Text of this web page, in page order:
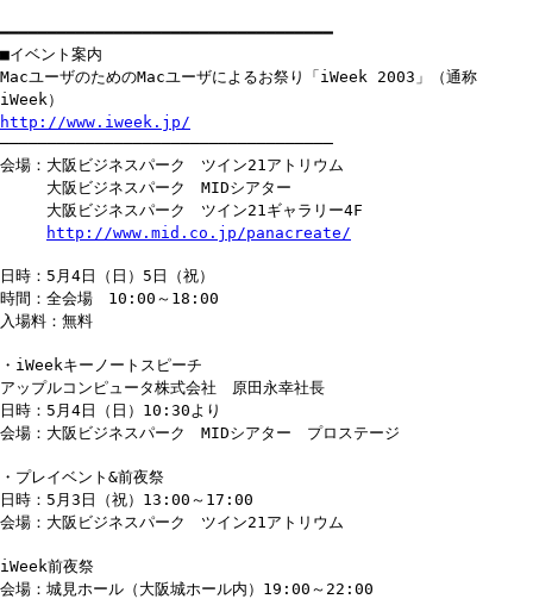
━━━━━━━━━━━━━━━━━━━━━━━━━━━━━━━━━━━
■イベント案内
MacユーザのためのMacユーザによるお祭り「iWeek 2003」（通称
iWeek）
http://www.iweek.jp/
───────────────────────────────────
会場：大阪ビジネスパーク ツイン21アトリウム
大阪ビジネスパーク MIDシアター
大阪ビジネスパーク ツイン21ギャラリー4F
http://www.mid.co.jp/panacreate/
日時：5月4日（日）5日（祝）
時間：全会場 10:00～18:00
入場料：無料
・iWeekキーノートスピーチ
アップルコンピュータ株式会社 原田永幸社長
日時：5月4日（日）10:30より
会場：大阪ビジネスパーク MIDシアター プロステージ
・プレイベント&前夜祭
日時：5月3日（祝）13:00～17:00
会場：大阪ビジネスパーク ツイン21アトリウム
iWeek前夜祭
会場：城見ホール（大阪城ホール内）19:00～22:00